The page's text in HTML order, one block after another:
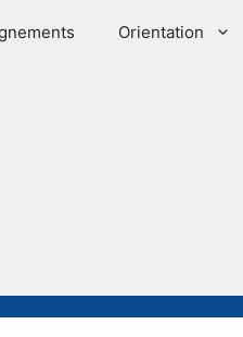
Orientation